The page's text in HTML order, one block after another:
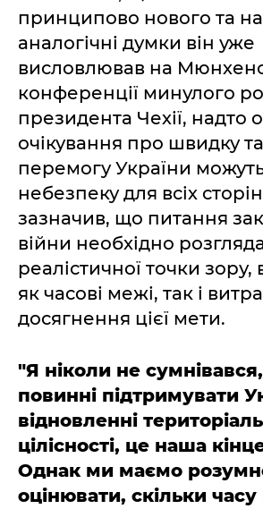
принципово нового та
аналогічні думки він уже
висловлював на
конференції минулого
президента Чехії, надто
очікування про швидку
перемогу України
небезпеку для всіх
зазначив, що питання
війни необхідно
реалістичної точки
як часові межі, так і
досягнення цієї мети.
"Я ніколи не
повинні підтримувати
відновленні
цілісності, це наша
Однак ми маємо
оцінювати, скільки